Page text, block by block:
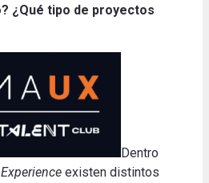
¿Qué tipo de proyectos
Dentro
existen distintos